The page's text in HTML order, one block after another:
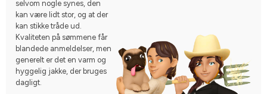
selvom nogle synes, den
kan være lidt stor, og at der
kan stikke tråde ud.
Kvaliteten på sømmene får
blandede anmeldelser, men
generelt er det en varm og
hyggelig jakke, der bruges
dagligt.